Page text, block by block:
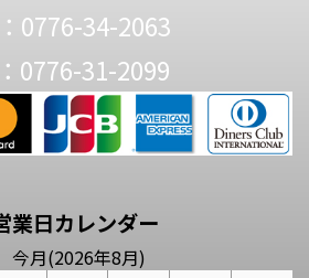
0776-34-2063
0776-31-2099
業日カレンダー
今月(2026年8月)